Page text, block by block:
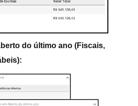
do último ano (Fiscais,